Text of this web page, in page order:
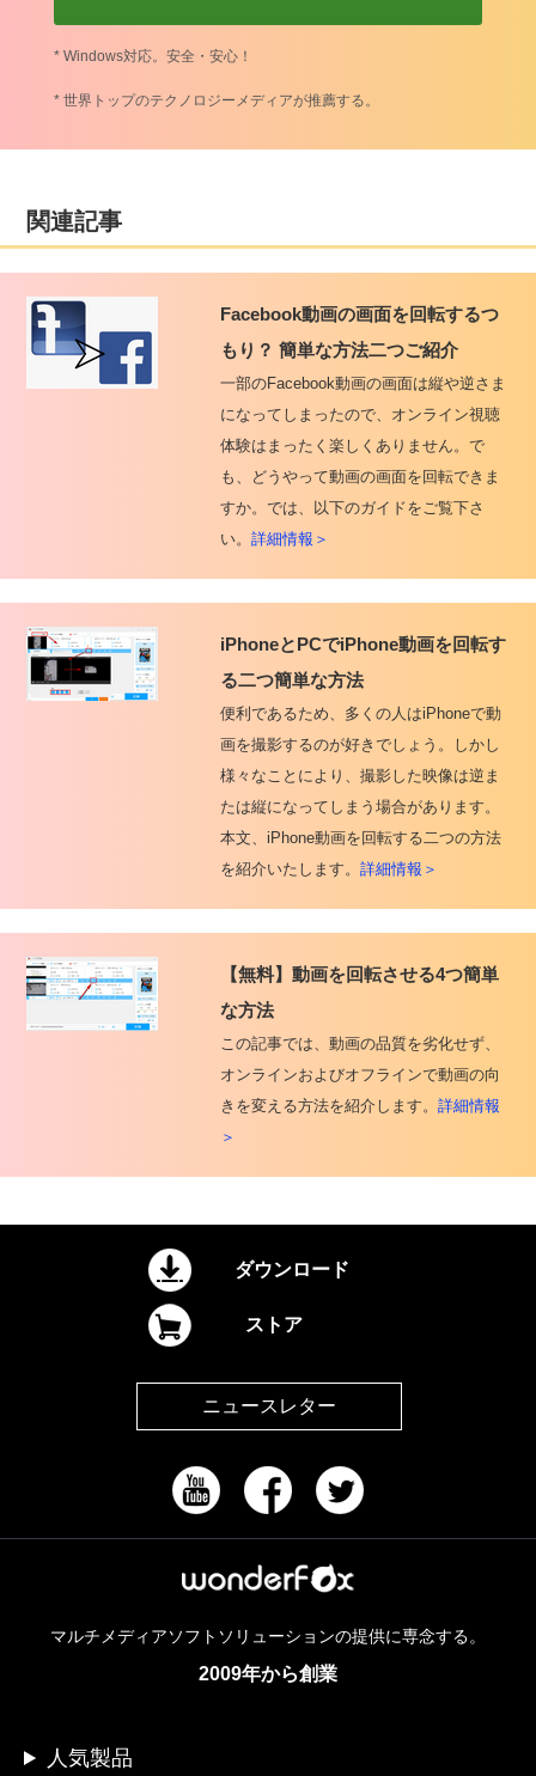
* Windows対応。安全・安心！
* 世界トップのテクノロジーメディアが推薦する。
関連記事
Facebook動画の画面を回転するつ
もり？ 簡単な方法二つご紹介
一部のFacebook動画の画面は縦や逆さま
になってしまったので、オンライン視聴
体験はまったく楽しくありません。で
も、どうやって動画の画面を回転できま
すか。では、以下のガイドをご覧下さ
い。 詳細情報＞
iPhoneとPCでiPhone動画を回転す
る二つ簡単な方法
便利であるため、多くの人はiPhoneで動
画を撮影するのが好きでしょう。しかし
様々なことにより、撮影した映像は逆ま
たは縦になってしまう場合があります。
本文、iPhone動画を回転する二つの方法
を紹介いたします。 詳細情報＞
【無料】動画を回転させる4つ簡単
な方法
この記事では、動画の品質を劣化せず、
オンラインおよびオフラインで動画の向
きを変える方法を紹介します。 詳細情報
＞
ダウンロード
ストア
ニュースレター
マルチメディアソフトソリューションの提供に専念する。
2009年から創業
人気製品